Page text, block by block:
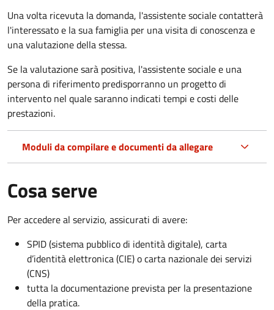
Una volta ricevuta la domanda, l'assistente sociale contatterà
l'interessato e la sua famiglia per una visita di conoscenza e
una valutazione della stessa.
Se la valutazione sarà positiva, l'assistente sociale e una
persona di riferimento predisporranno un progetto di
intervento nel quale saranno indicati tempi e costi delle
prestazioni.
Moduli da compilare e documenti da allegare
Cosa serve
Per accedere al servizio, assicurati di avere:
SPID (sistema pubblico di identità digitale), carta
d’identità elettronica (CIE) o carta nazionale dei servizi
(CNS)
tutta la documentazione prevista per la presentazione
della pratica.